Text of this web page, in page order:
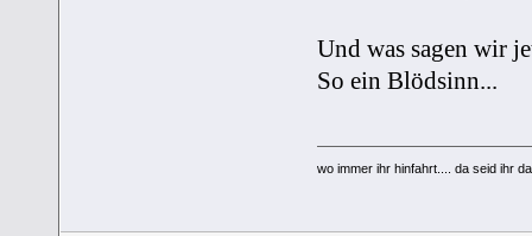
Und was sagen wir
So ein Blödsinn...
wo immer ihr hinfahrt.... da seid ihr